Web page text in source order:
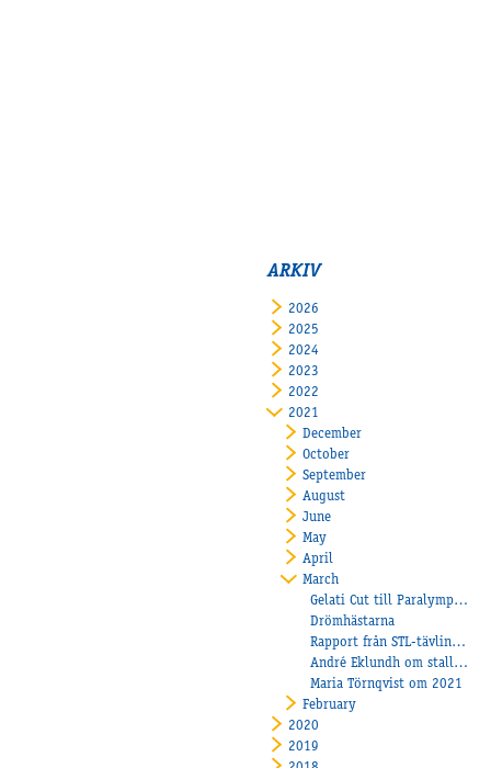
ARKIV
2026
2025
2024
2023
2022
2021
December
October
September
August
June
May
April
March
Gelati Cut till Paralympiatravets Final!
Drömhästarna
Rapport från STL-tävlingar 6 Mars
André Eklundh om stallets treåringar
Maria Törnqvist om 2021
February
2020
2019